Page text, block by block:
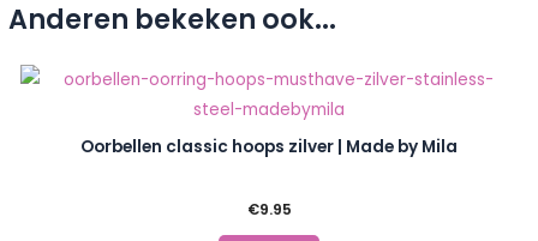
Anderen bekeken ook...
Oorbellen classic hoops zilver | Made by Mila
€9.95